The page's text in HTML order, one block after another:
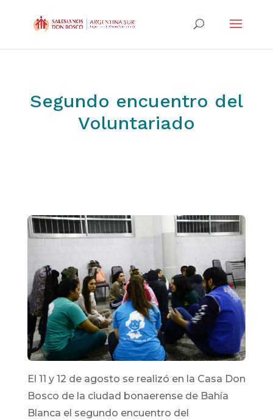
Segundo encuentro del
Voluntariado
El 11 y 12 de agosto se realizó en la Casa Don
Bosco de la ciudad bonaerense de Bahía
Blanca el segundo encuentro del